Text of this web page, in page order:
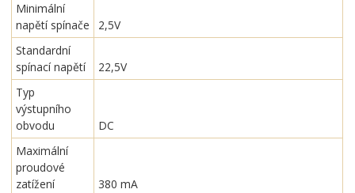
Minimální
napětí spínače
2,5V
Standardní
spínací napětí
22,5V
Typ
výstupního
obvodu
DC
Maximální
proudové
zatížení
380 mA